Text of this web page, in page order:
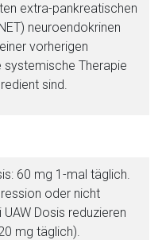
extra-pankreatischen
neuroendokrinen
vorherigen
Therapie
sind.
60 mg 1-mal täglich.
oder nicht
Dosis reduzieren
mg täglich).